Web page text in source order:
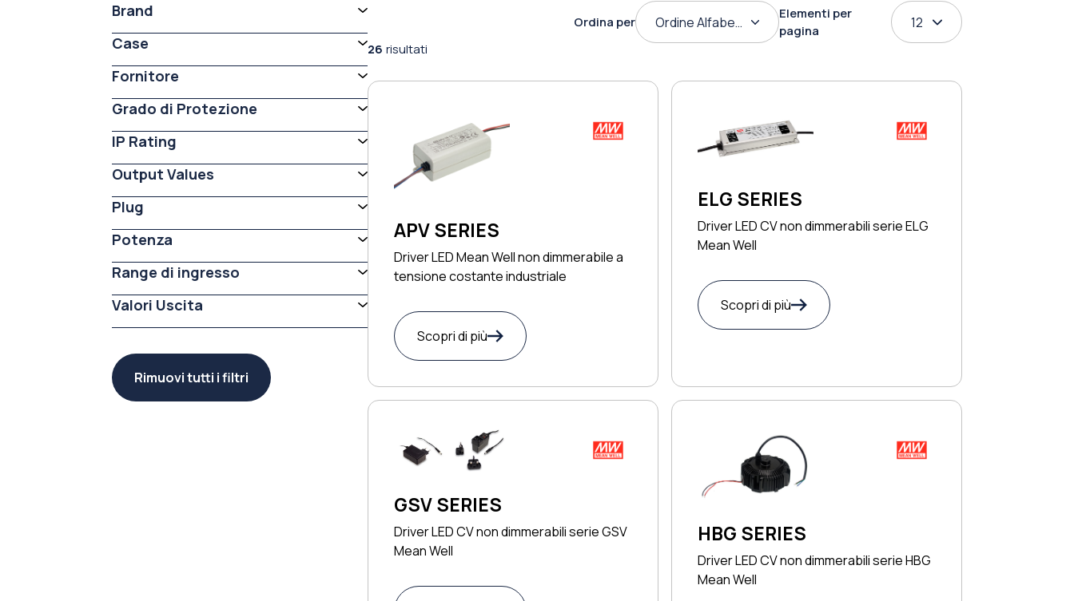
Brand
Case
Fornitore
Grado di Protezione
IP Rating
Output Values
Plug
Potenza
Range di ingresso
Valori Uscita
Rimuovi tutti i filtri
26 risultati
Ordina per Ordine Alfabetico
Elementi per
pagina
12
APV SERIES
Driver LED Mean Well non dimmerabile a
tensione costante industriale
Scopri di più
ELG SERIES
Driver LED CV non dimmerabili serie ELG
Mean Well
Scopri di più
GSV SERIES
Driver LED CV non dimmerabili serie GSV
Mean Well
HBG SERIES
Driver LED CV non dimmerabili serie HBG
Mean Well